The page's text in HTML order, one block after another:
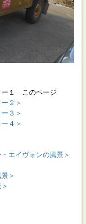
ー１ このページ
２＞
３＞
４＞
エイヴォンの風景＞
＞